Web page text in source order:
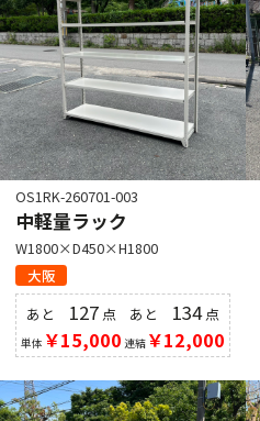
OS1RK-260701-003
中軽量ラック
W1800×D450×H1800
大阪
あと 127 点
単体 ￥15,000
あと 134点
連結￥12,000